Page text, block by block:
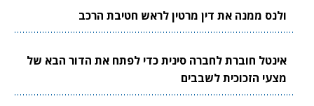
ולנס ממנה את דין מרטין לראש חטיבת הרכב
אינטל חוברת לחברה סינית כדי לפתח את הדור הבא של
מצעי הזכוכית לשבבים